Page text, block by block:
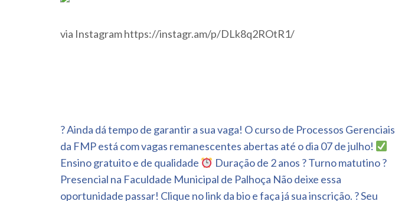
via Instagram https://instagr.am/p/DLk8q2ROtR1/
Navegação
de
Post
? Ainda dá tempo de garantir a sua vaga! O curso de Processos Gerenciais
da FMP está com vagas remanescentes abertas até o dia 07 de julho!
Ensino gratuito e de qualidade
Duração de 2 anos ? Turno matutino ?
Presencial na Faculdade Municipal de Palhoça Não deixe essa
oportunidade passar! Clique no link da bio e faça já sua inscrição. ? Seu